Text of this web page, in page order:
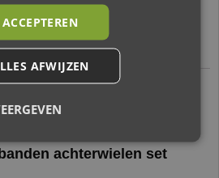
informatie
achterwielen set
ACCEPTEREN
AFWIJZEN